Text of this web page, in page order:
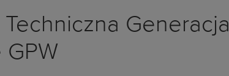
Generacja
GPW